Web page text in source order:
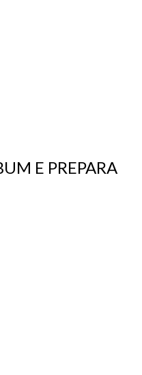
E PREPARA